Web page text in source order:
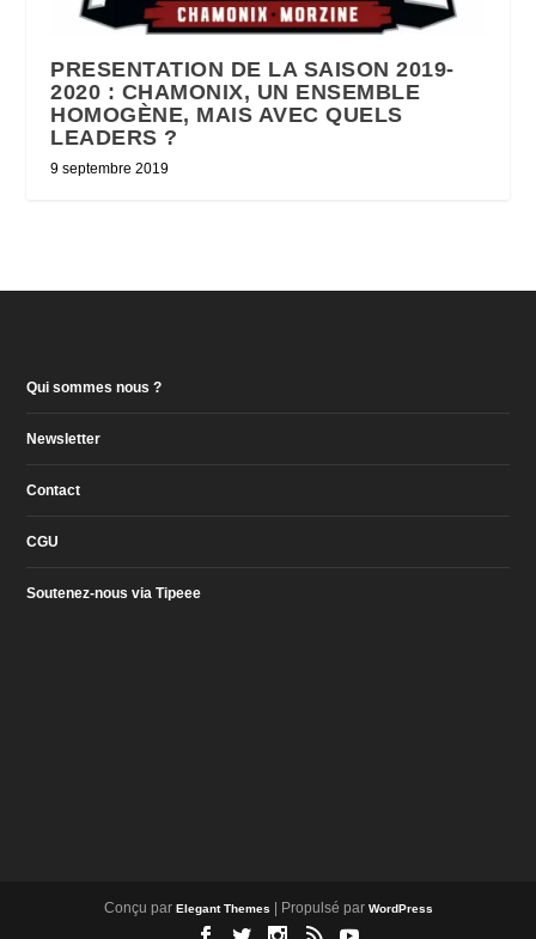
PRESENTATION DE LA SAISON 2019-
2020 : CHAMONIX, UN ENSEMBLE
HOMOGÈNE, MAIS AVEC QUELS
LEADERS ?
9 septembre 2019
Qui sommes nous ?
Newsletter
Contact
CGU
Soutenez-nous via Tipeee
Conçu par Elegant Themes | Propulsé par WordPress